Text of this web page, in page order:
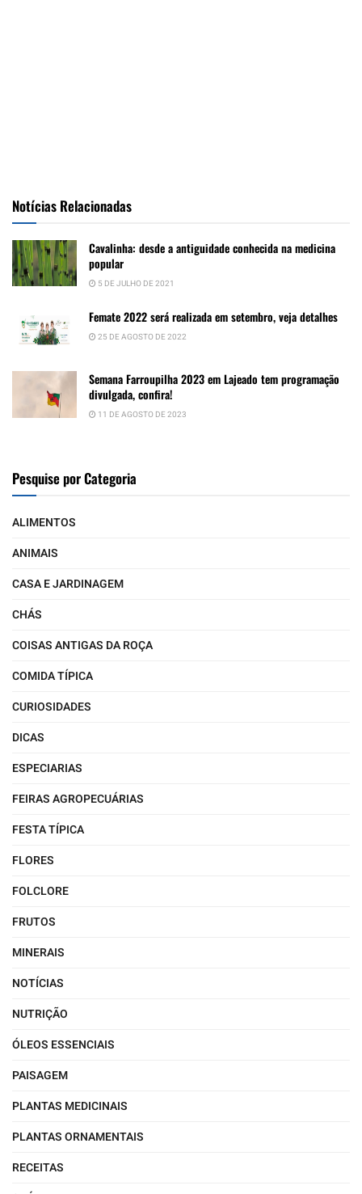
Notícias Relacionadas
Cavalinha: desde a antiguidade conhecida na medicina
popular
5 DE JULHO DE 2021
Femate 2022 será realizada em setembro, veja detalhes
25 DE AGOSTO DE 2022
Semana Farroupilha 2023 em Lajeado tem programação
divulgada, confira!
11 DE AGOSTO DE 2023
Pesquise por Categoria
ALIMENTOS
ANIMAIS
CASA E JARDINAGEM
CHÁS
COISAS ANTIGAS DA ROÇA
COMIDA TÍPICA
CURIOSIDADES
DICAS
ESPECIARIAS
FEIRAS AGROPECUÁRIAS
FESTA TÍPICA
FLORES
FOLCLORE
FRUTOS
MINERAIS
NOTÍCIAS
NUTRIÇÃO
ÓLEOS ESSENCIAIS
PAISAGEM
PLANTAS MEDICINAIS
PLANTAS ORNAMENTAIS
RECEITAS